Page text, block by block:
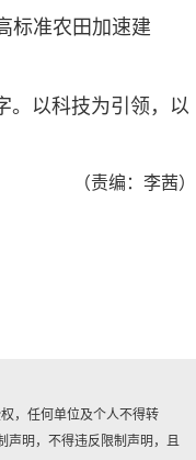
标准农田加速建
。以科技为引领，以
（责编：李茜）
，任何单位及个人不得转
声明，不得违反限制声明，且